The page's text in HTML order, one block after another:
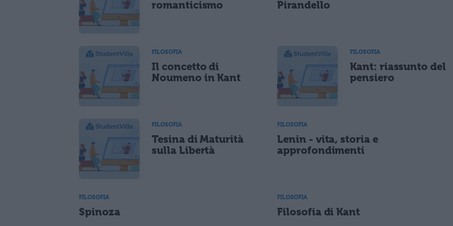
romanticismo
Pirandello
FILOSOFIA
Il concetto di
Noumeno in Kant
FILOSOFIA
Kant: riassunto del
pensiero
FILOSOFIA
Tesina di Maturità
sulla Libertà
FILOSOFIA
Lenin - vita, storia e
approfondimenti
FILOSOFIA
Spinoza
FILOSOFIA
Filosofia di Kant